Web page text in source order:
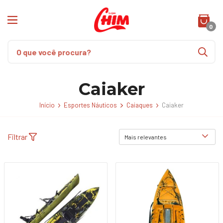
0
Caiaker
Início Esportes Náuticos Caiaques Caiaker
Filtrar